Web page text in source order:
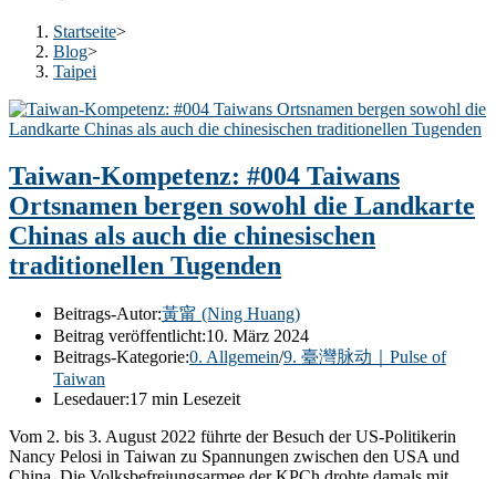
Startseite>
Blog>
Taipei
Taiwan-Kompetenz: #004 Taiwans
Ortsnamen bergen sowohl die Landkarte
Chinas als auch die chinesischen
traditionellen Tugenden
Beitrags-Autor:黃甯 (Ning Huang)
Beitrag veröffentlicht:10. März 2024
Beitrags-Kategorie:0. Allgemein/9. 臺灣脉动｜Pulse of
Taiwan
Lesedauer:17 min Lesezeit
Vom 2. bis 3. August 2022 führte der Besuch der US-Politikerin
Nancy Pelosi in Taiwan zu Spannungen zwischen den USA und